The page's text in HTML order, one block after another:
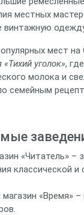
местных
винтажную
мест на
уголок»,
молока и
семейным
«Читатель» –
классической и
«Время»